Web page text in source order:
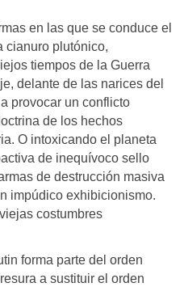
en las que se conduce el
cianuro plutónico,
tiempos de la Guerra
delante de las narices del
provocar un conflicto
de los hechos
O intoxicando el planeta
de inequívoco sello
de destrucción masiva
impúdico exhibicionismo.
costumbres
forma parte del orden
a sustituir el orden